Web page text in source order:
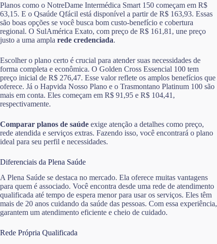
Planos como o NotreDame Intermédica Smart 150 começam em R$
63,15. E o Qsaúde Qfácil está disponível a partir de R$ 163,93. Essas
são boas opções se você busca bom custo-benefício e cobertura
regional. O SulAmérica Exato, com preço de R$ 161,81, une preço
justo a uma ampla rede credenciada.
Escolher o plano certo é crucial para atender suas necessidades de
forma completa e econômica. O Golden Cross Essencial 100 tem
preço inicial de R$ 276,47. Esse valor reflete os amplos benefícios que
oferece. Já o Hapvida Nosso Plano e o Trasmontano Platinum 100 são
mais em conta. Eles começam em R$ 91,95 e R$ 104,41,
respectivamente.
Comparar planos de saúde exige atenção a detalhes como preço,
rede atendida e serviços extras. Fazendo isso, você encontrará o plano
ideal para seu perfil e necessidades.
Diferenciais da Plena Saúde
A Plena Saúde se destaca no mercado. Ela oferece muitas vantagens
para quem é associado. Você encontra desde uma rede de atendimento
qualificada até tempo de espera menor para usar os serviços. Eles têm
mais de 20 anos cuidando da saúde das pessoas. Com essa experiência,
garantem um atendimento eficiente e cheio de cuidado.
Rede Própria Qualificada